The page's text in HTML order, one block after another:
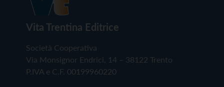
Vita Trentina Editrice
Società Cooperativa
Via Monsignor Endrici, 14 – 38122 Trento
P.IVA e C.F. 00199960220